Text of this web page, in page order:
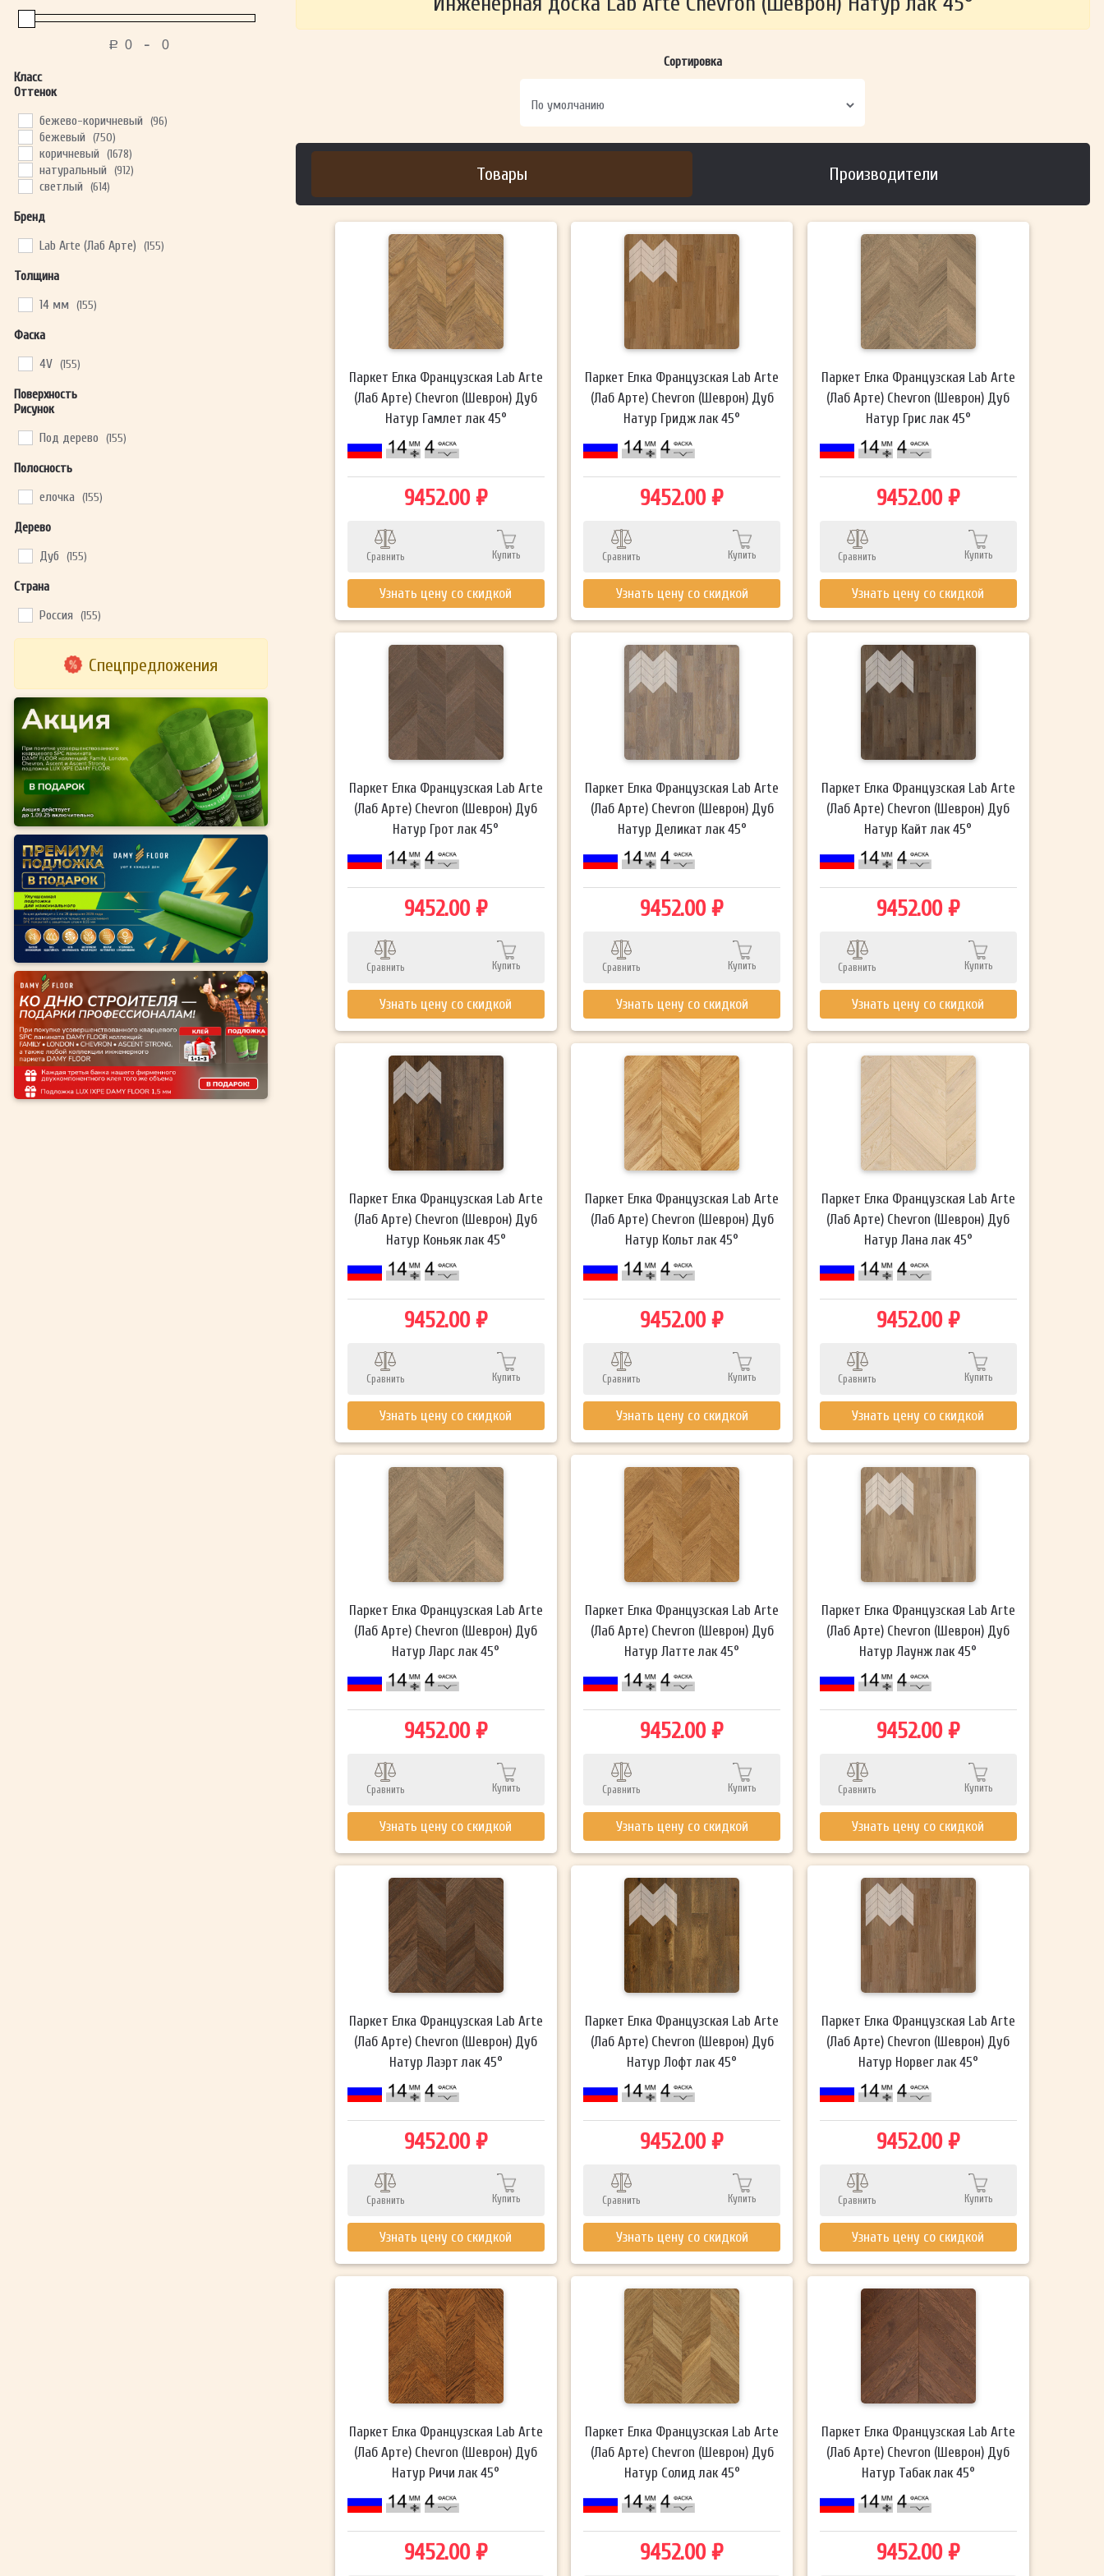
ОТПРАВИТЬ
Р -
Класс
Оттенок
бежево-коричневый (96)
бежевый (750)
коричневый (1678)
натуральный (912)
светлый (614)
Бренд
Lab Arte (Лаб Арте) (155)
Толщина
14 мм (155)
Фаска
4V (155)
Поверхность
Рисунок
Под дерево (155)
Полосность
елочка (155)
Дерево
Дуб (155)
Страна
Россия (155)
Спецпредложения
Сортировка
Товары Производители
Паркет Елка Французская Lab Arte
(Лаб Арте) Chevron (Шеврон) Дуб
Натур Гамлет лак 45°
9452.00 ₽
Сравнить Купить
Узнать цену со скидкой
Паркет Елка Французская Lab Arte
(Лаб Арте) Chevron (Шеврон) Дуб
Натур Гридж лак 45°
9452.00 ₽
Сравнить Купить
Узнать цену со скидкой
Паркет Елка Французская Lab Arte
(Лаб Арте) Chevron (Шеврон) Дуб
Натур Грис лак 45°
9452.00 ₽
Сравнить Купить
Узнать цену со скидкой
Паркет Елка Французская Lab Arte
(Лаб Арте) Chevron (Шеврон) Дуб
Натур Грот лак 45°
9452.00 ₽
Сравнить Купить
Узнать цену со скидкой
Паркет Елка Французская Lab Arte
(Лаб Арте) Chevron (Шеврон) Дуб
Натур Деликат лак 45°
9452.00 ₽
Сравнить Купить
Узнать цену со скидкой
Паркет Елка Французская Lab Arte
(Лаб Арте) Chevron (Шеврон) Дуб
Натур Кайт лак 45°
9452.00 ₽
Сравнить Купить
Узнать цену со скидкой
Паркет Елка Французская Lab Arte
(Лаб Арте) Chevron (Шеврон) Дуб
Натур Коньяк лак 45°
9452.00 ₽
Сравнить Купить
Узнать цену со скидкой
Паркет Елка Французская Lab Arte
(Лаб Арте) Chevron (Шеврон) Дуб
Натур Кольт лак 45°
9452.00 ₽
Сравнить Купить
Узнать цену со скидкой
Паркет Елка Французская Lab Arte
(Лаб Арте) Chevron (Шеврон) Дуб
Натур Лана лак 45°
9452.00 ₽
Сравнить Купить
Узнать цену со скидкой
Паркет Елка Французская Lab Arte
(Лаб Арте) Chevron (Шеврон) Дуб
Натур Ларс лак 45°
9452.00 ₽
Сравнить Купить
Узнать цену со скидкой
Паркет Елка Французская Lab Arte
(Лаб Арте) Chevron (Шеврон) Дуб
Натур Латте лак 45°
9452.00 ₽
Сравнить Купить
Узнать цену со скидкой
Паркет Елка Французская Lab Arte
(Лаб Арте) Chevron (Шеврон) Дуб
Натур Лаунж лак 45°
9452.00 ₽
Сравнить Купить
Узнать цену со скидкой
Паркет Елка Французская Lab Arte
(Лаб Арте) Chevron (Шеврон) Дуб
Натур Лаэрт лак 45°
9452.00 ₽
Сравнить Купить
Узнать цену со скидкой
Паркет Елка Французская Lab Arte
(Лаб Арте) Chevron (Шеврон) Дуб
Натур Лофт лак 45°
9452.00 ₽
Сравнить Купить
Узнать цену со скидкой
Паркет Елка Французская Lab Arte
(Лаб Арте) Chevron (Шеврон) Дуб
Натур Норвег лак 45°
9452.00 ₽
Сравнить Купить
Узнать цену со скидкой
Паркет Елка Французская Lab Arte
(Лаб Арте) Chevron (Шеврон) Дуб
Натур Ричи лак 45°
9452.00 ₽
Паркет Елка Французская Lab Arte
(Лаб Арте) Chevron (Шеврон) Дуб
Натур Солид лак 45°
9452.00 ₽
Паркет Елка Французская Lab Arte
(Лаб Арте) Chevron (Шеврон) Дуб
Натур Табак лак 45°
9452.00 ₽